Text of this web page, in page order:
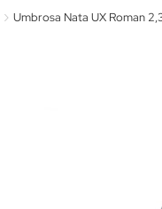
Umbrosa Nata UX Roman